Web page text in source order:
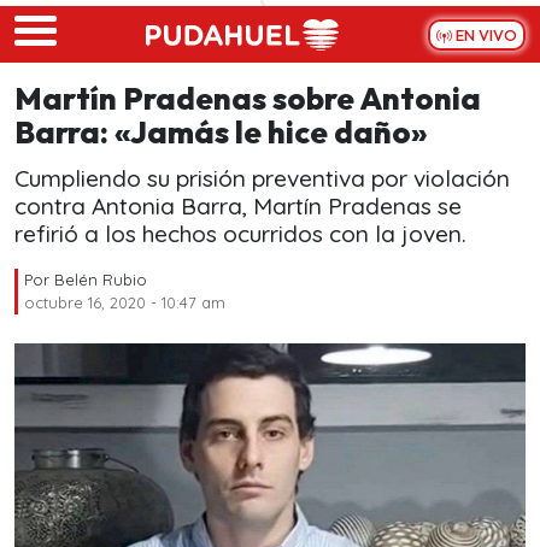
Skip to main content
EN VIVO
Martín Pradenas sobre Antonia
Barra: «Jamás le hice daño»
Cumpliendo su prisión preventiva por violación
contra Antonia Barra, Martín Pradenas se
refirió a los hechos ocurridos con la joven.
Por Belén Rubio
octubre 16, 2020 - 10:47 am